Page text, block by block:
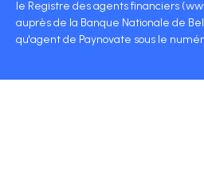
le Registre des agents financiers
auprès de la Banque Nationale de
qu'agent de Paynovate sous le